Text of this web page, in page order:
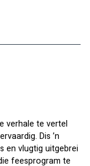
verhale te vertel
Dis ’n
en vlugtig uitgebrei
feesprogram te